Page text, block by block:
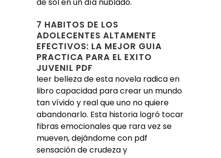
7 HABITOS DE LOS
ADOLECENTES ALTAMENTE
EFECTIVOS: LA MEJOR GUIA
PRACTICA PARA EL EXITO
JUVENIL PDF
leer belleza de esta novela radica en
libro capacidad para crear un mundo
tan vívido y real que uno no quiere
abandonarlo. Esta historia logró tocar
fibras emocionales que rara vez se
mueven, dejándome con pdf
sensación de crudeza y